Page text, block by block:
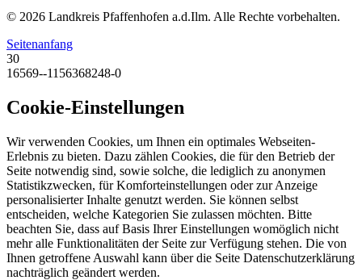
© 2026 Landkreis Pfaffenhofen a.d.Ilm. Alle Rechte vorbehalten.
Seitenanfang
30
16569--1156368248-0
Cookie-Einstellungen
Wir verwenden Cookies, um Ihnen ein optimales Webseiten-
Erlebnis zu bieten. Dazu zählen Cookies, die für den Betrieb der
Seite notwendig sind, sowie solche, die lediglich zu anonymen
Statistikzwecken, für Komforteinstellungen oder zur Anzeige
personalisierter Inhalte genutzt werden. Sie können selbst
entscheiden, welche Kategorien Sie zulassen möchten. Bitte
beachten Sie, dass auf Basis Ihrer Einstellungen womöglich nicht
mehr alle Funktionalitäten der Seite zur Verfügung stehen. Die von
Ihnen getroffene Auswahl kann über die Seite Datenschutzerklärung
nachträglich geändert werden.